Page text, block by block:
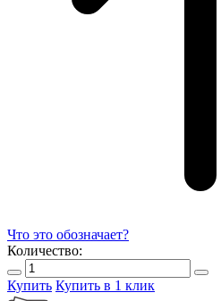
Что это обозначает?
Количество:
Купить Купить в 1 клик